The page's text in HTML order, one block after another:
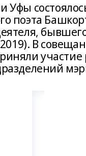
Уфы
поэта
2019). В
участие